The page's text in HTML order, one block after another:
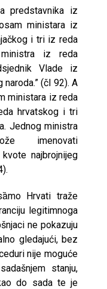
predstavnika iz
ministara iz
i tri iz reda
ministra iz reda
Vlade iz
(čl 92). A
ministara iz reda
hrvatskog i tri
Jednog ministra
imenovati
najbrojnijeg
Hrvati traže
legitimnoga
ne pokazuju
gledajući, bez
nije moguće
stanju,
do sada te je